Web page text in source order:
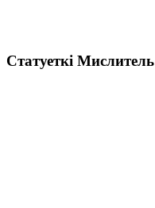
Статуеткі Мислитель